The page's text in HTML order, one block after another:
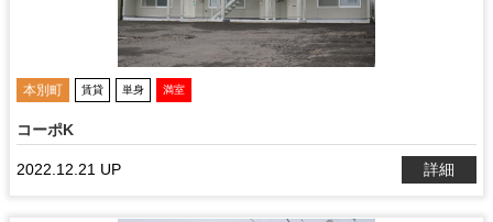
本別町 賃貸 単身 満室
コーポK
2022.12.21 UP 詳細